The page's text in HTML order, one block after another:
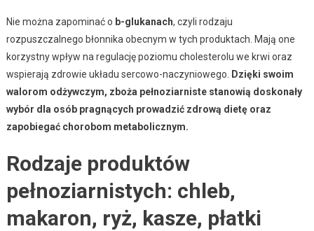
Nie można zapominać o b-glukanach, czyli rodzaju
rozpuszczalnego błonnika obecnym w tych produktach. Mają one
korzystny wpływ na regulację poziomu cholesterolu we krwi oraz
wspierają zdrowie układu sercowo-naczyniowego.
Dzięki swoim
walorom odżywczym, zboża pełnoziarniste stanowią doskonały
wybór dla osób pragnących prowadzić zdrową dietę oraz
zapobiegać chorobom metabolicznym.
Rodzaje produktów
pełnoziarnistych: chleb,
makaron, ryż, kasze, płatki